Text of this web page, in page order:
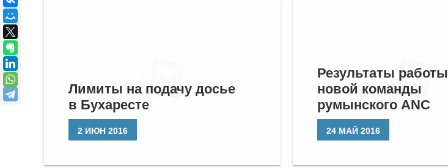
Лимиты на подачу досье
в Бухаресте
2 ИЮН 2016
Результаты работы
новой команды
румынского ANC
24 МАЙ 2016